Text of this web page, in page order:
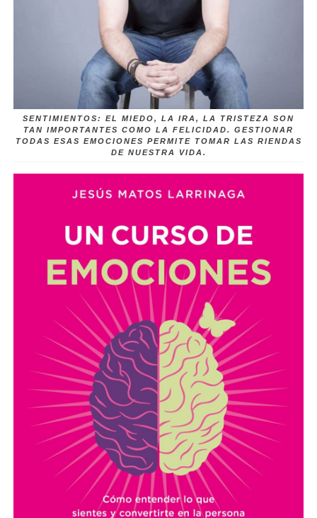
SENTIMIENTOS: EL MIEDO, LA IRA, LA TRISTEZA SON
TAN IMPORTANTES COMO LA FELICIDAD. GESTIONAR
TODAS ESAS EMOCIONES PERMITE TOMAR LAS RIENDAS
DE NUESTRA VIDA.